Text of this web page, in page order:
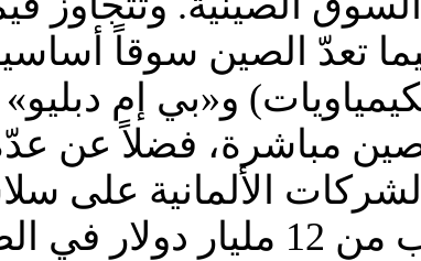
دولار) سنوياً، فيما تعدّ الصين
و«بي إم دبليو»
مباشرة، فضلاً عن
الألمانية على
تسيطر عليها بكين، استثمرت شركات ألمانية ما يقرب